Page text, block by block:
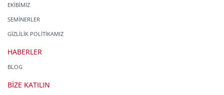
EKİBİMİZ
SEMİNERLER
GİZLİLİK POLİTİKAMIZ
HABERLER
BLOG
BİZE KATILIN